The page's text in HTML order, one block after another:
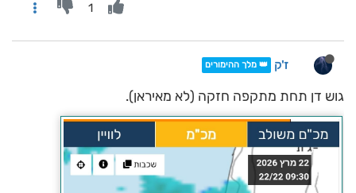
1
ז'ק 👑 מלך ההימורים
גוש דן תחת מתקפה חזקה (לא מאיראן).